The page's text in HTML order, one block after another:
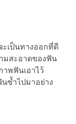
ะเป็นทางออกที่ดี
มสะอาดของฟัน
าพฟันเอาไว้
นซ้ำไปมาอย่าง